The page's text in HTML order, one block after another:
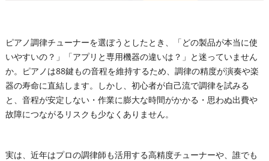
ピアノ調律チューナーを選ぼうとしたとき、「どの製品が本当に使
いやすいの？」「アプリと専用機器の違いは？」と迷っていません
か。ピアノは88鍵もの音程を維持するため、調律の精度が演奏や楽
器の寿命に直結します。しかし、初心者が自己流で調律を試みる
と、音程が安定しない・作業に膨大な時間がかかる・思わぬ出費や
故障につながるリスクも少なくありません。
実は、近年はプロの調律師も活用する高精度チューナーや、誰でも